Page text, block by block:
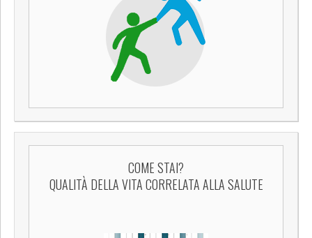
COME STAI?
QUALITÀ DELLA VITA CORRELATA ALLA SALUTE